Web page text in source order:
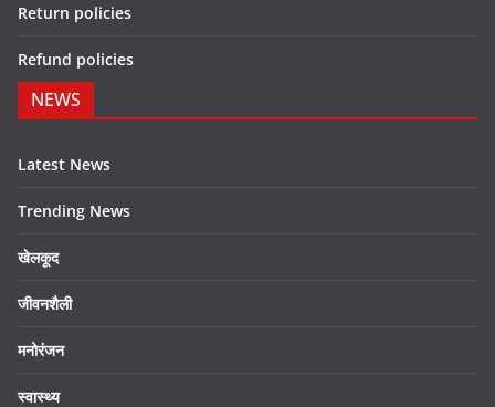
Return policies
Refund policies
NEWS
Latest News
Trending News
खेलकूद
जीवनशैली
मनोरंजन
स्वास्थ्य